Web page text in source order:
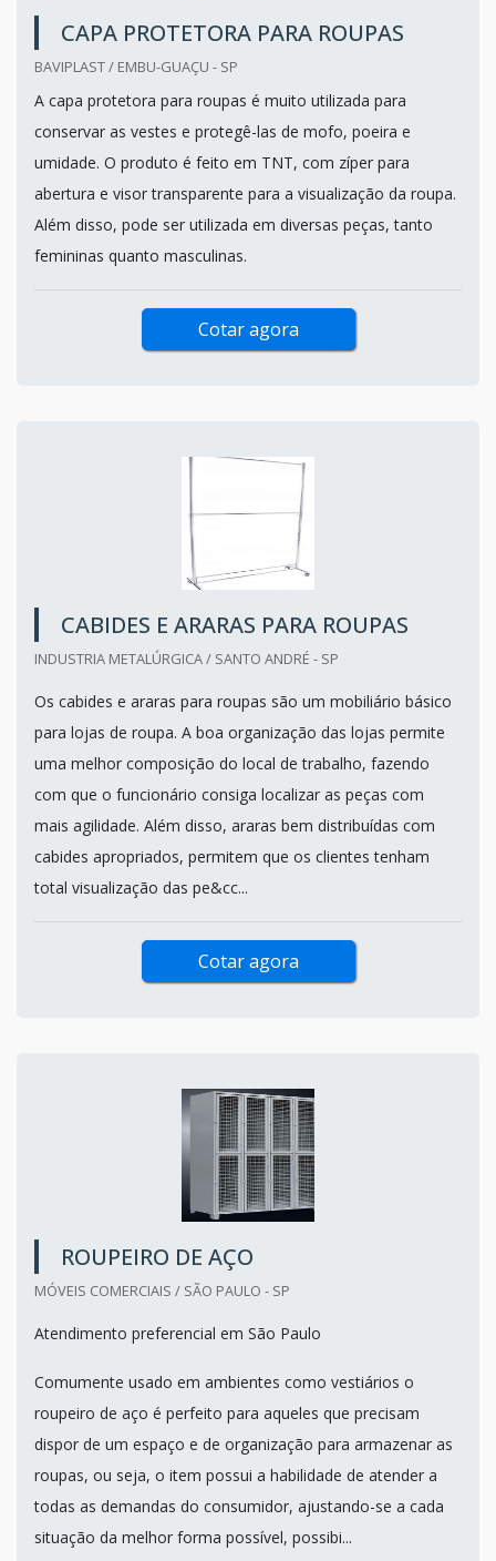
CAPA PROTETORA PARA ROUPAS
BAVIPLAST / EMBU-GUAÇU - SP
A capa protetora para roupas é muito utilizada para
conservar as vestes e protegê-las de mofo, poeira e
umidade. O produto é feito em TNT, com zíper para
abertura e visor transparente para a visualização da roupa.
Além disso, pode ser utilizada em diversas peças, tanto
femininas quanto masculinas.
Cotar agora
CABIDES E ARARAS PARA ROUPAS
INDUSTRIA METALÚRGICA / SANTO ANDRÉ - SP
Os cabides e araras para roupas são um mobiliário básico
para lojas de roupa. A boa organização das lojas permite
uma melhor composição do local de trabalho, fazendo
com que o funcionário consiga localizar as peças com
mais agilidade. Além disso, araras bem distribuídas com
cabides apropriados, permitem que os clientes tenham
total visualização das pe&cc...
Cotar agora
ROUPEIRO DE AÇO
MÓVEIS COMERCIAIS / SÃO PAULO - SP
Atendimento preferencial em São Paulo
Comumente usado em ambientes como vestiários o
roupeiro de aço é perfeito para aqueles que precisam
dispor de um espaço e de organização para armazenar as
roupas, ou seja, o item possui a habilidade de atender a
todas as demandas do consumidor, ajustando-se a cada
situação da melhor forma possível, possibi...